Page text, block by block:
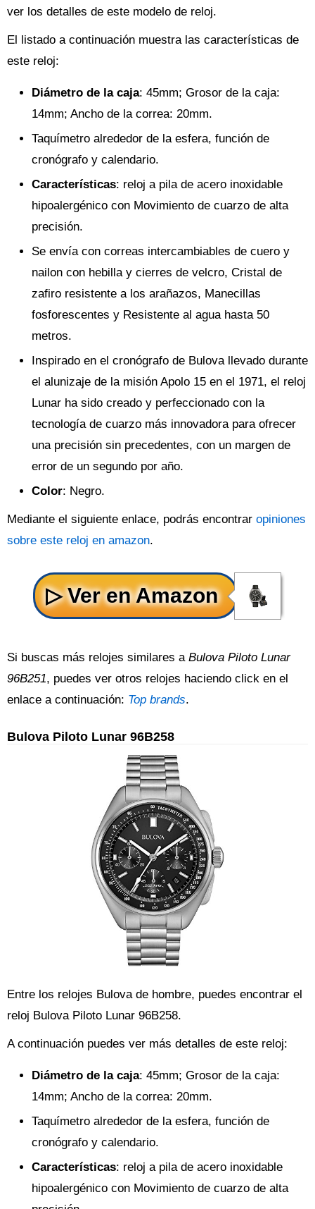
ver los detalles de este modelo de reloj.
El listado a continuación muestra las características de
este reloj:
Diámetro de la caja: 45mm; Grosor de la caja:
14mm; Ancho de la correa: 20mm.
Taquímetro alrededor de la esfera, función de
cronógrafo y calendario.
Características: reloj a pila de acero inoxidable
hipoalergénico con Movimiento de cuarzo de alta
precisión.
Se envía con correas intercambiables de cuero y
nailon con hebilla y cierres de velcro, Cristal de
zafiro resistente a los arañazos, Manecillas
fosforescentes y Resistente al agua hasta 50
metros.
Inspirado en el cronógrafo de Bulova llevado durante
el alunizaje de la misión Apolo 15 en el 1971, el reloj
Lunar ha sido creado y perfeccionado con la
tecnología de cuarzo más innovadora para ofrecer
una precisión sin precedentes, con un margen de
error de un segundo por año.
Color: Negro.
Mediante el siguiente enlace, podrás encontrar opiniones
sobre este reloj en amazon.
Si buscas más relojes similares a Bulova Piloto Lunar
96B251, puedes ver otros relojes haciendo click en el
enlace a continuación: Top brands.
Bulova Piloto Lunar 96B258
Entre los relojes Bulova de hombre, puedes encontrar el
reloj Bulova Piloto Lunar 96B258.
A continuación puedes ver más detalles de este reloj:
Diámetro de la caja: 45mm; Grosor de la caja:
14mm; Ancho de la correa: 20mm.
Taquímetro alrededor de la esfera, función de
cronógrafo y calendario.
Características: reloj a pila de acero inoxidable
hipoalergénico con Movimiento de cuarzo de alta